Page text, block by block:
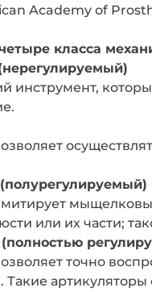
Academy of
класса
или их части;
точно
Такие